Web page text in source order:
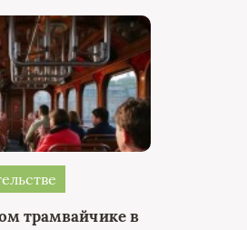
трамвайчике в